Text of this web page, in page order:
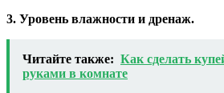
3. Уровень влажности и дренаж.
Читайте также: Как сделать
руками в комнате